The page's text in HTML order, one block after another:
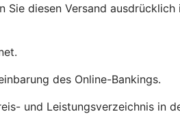
diesen Versand
des Online-Bankings.
und Leistungsverzeichnis in